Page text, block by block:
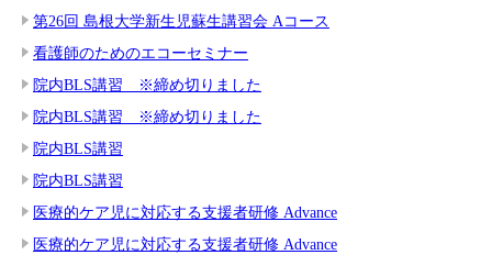
第26回 島根大学新生児蘇生講習会 Aコース
看護師のためのエコーセミナー
院内BLS講習 ※締め切りました
院内BLS講習 ※締め切りました
院内BLS講習
院内BLS講習
医療的ケア児に対応する支援者研修 Advance
医療的ケア児に対応する支援者研修 Advance